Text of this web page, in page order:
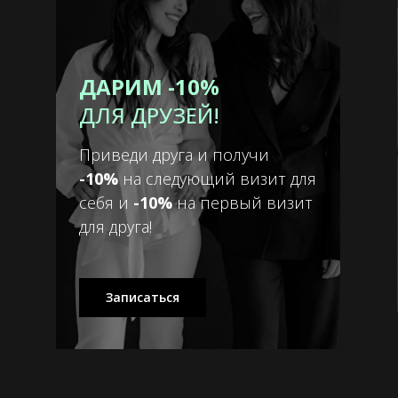
ДАРИМ -10%
ДЛЯ ДРУЗЕЙ!
Приведи друга и получи
-10% на следующий визит для
себя и -10%на первый визит
для друга!
Записаться